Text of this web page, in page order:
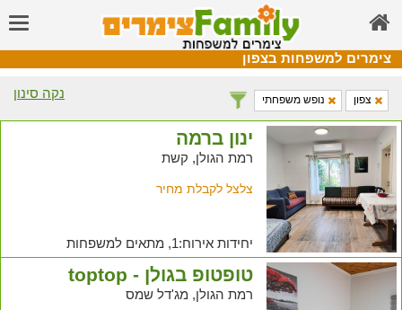
צימרים למשפחות בצפון
נקה סינון צפון נופש משפחתי
ינון ברמה
רמת הגולן, קשת
צלצל לקבלת מחיר
יחידות אירוח:1, מתאים למשפחות
טופטופ בגולן - toptop
רמת הגולן, מג'דל שמס